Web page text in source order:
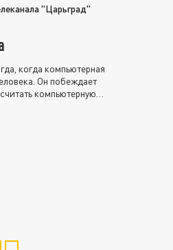
"Царьград"
когда компьютерная
Он побеждает
компьютерную